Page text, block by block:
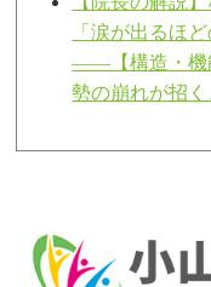
「涙が出るほ
――【構造・機
勢の崩れが招